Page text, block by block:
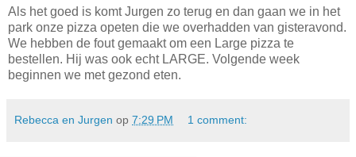
Als het goed is komt Jurgen zo terug en dan gaan we in het
park onze pizza opeten die we overhadden van gisteravond.
We hebben de fout gemaakt om een Large pizza te
bestellen. Hij was ook echt LARGE. Volgende week
beginnen we met gezond eten.
Rebecca en Jurgen op 7:29 PM 1 comment: